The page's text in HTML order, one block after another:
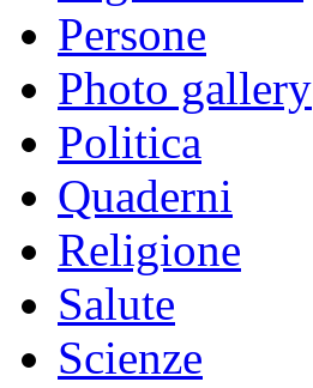
Persone
Photo gallery
Politica
Quaderni
Religione
Salute
Scienze